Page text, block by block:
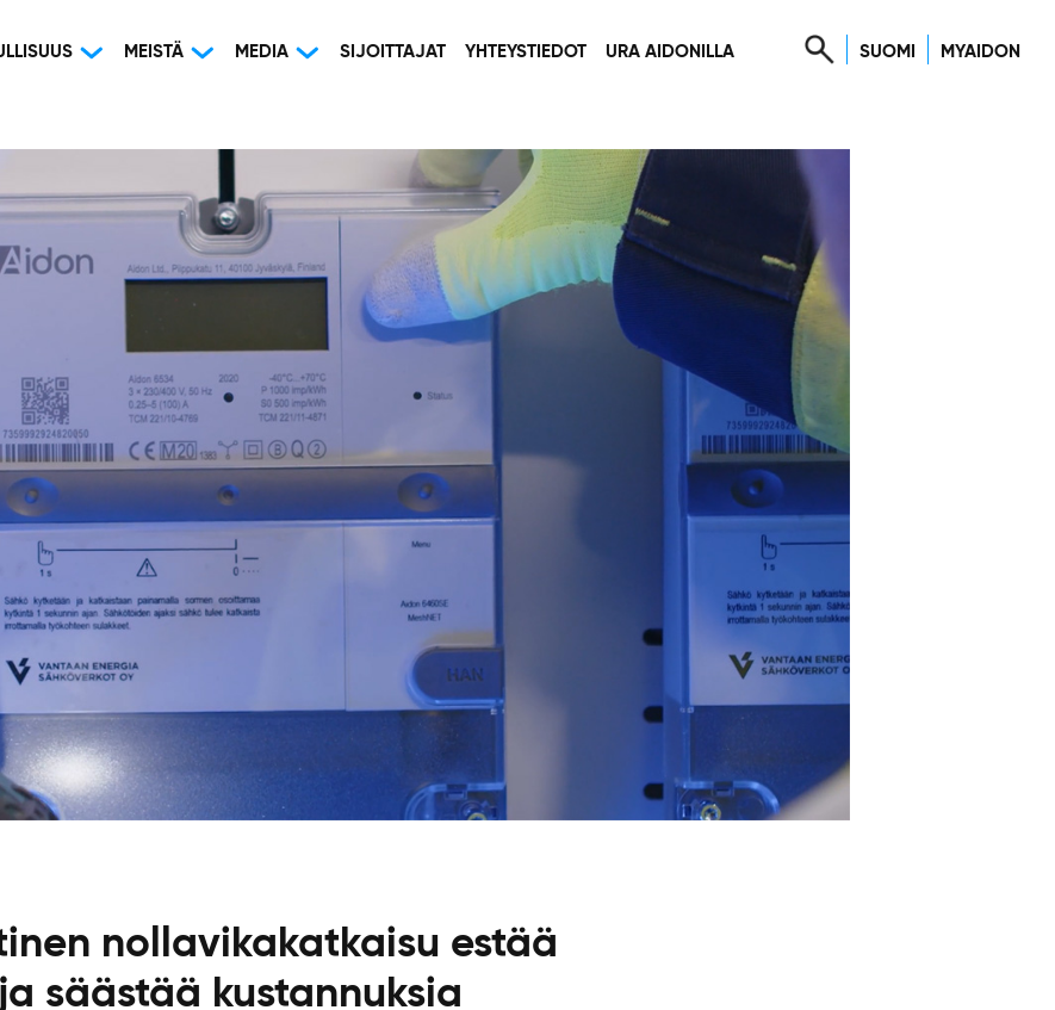
MEISTÄ MEDIA SIJOITTAJAT YHTEYSTIEDOT URA AIDONILLA SUOMI MYAIDON
nollavikakatkaisu estää
säästää kustannuksia